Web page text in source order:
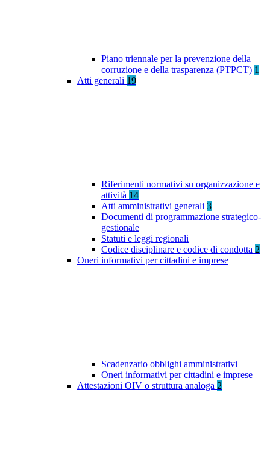
Piano triennale per la prevenzione della
corruzione e della trasparenza (PTPCT) 1
Atti generali 19
Riferimenti normativi su organizzazione e
attività 14
Atti amministrativi generali 3
Documenti di programmazione strategico-
gestionale
Statuti e leggi regionali
Codice disciplinare e codice di condotta 2
Oneri informativi per cittadini e imprese
Scadenzario obblighi amministrativi
Oneri informativi per cittadini e imprese
Attestazioni OIV o struttura analoga 2